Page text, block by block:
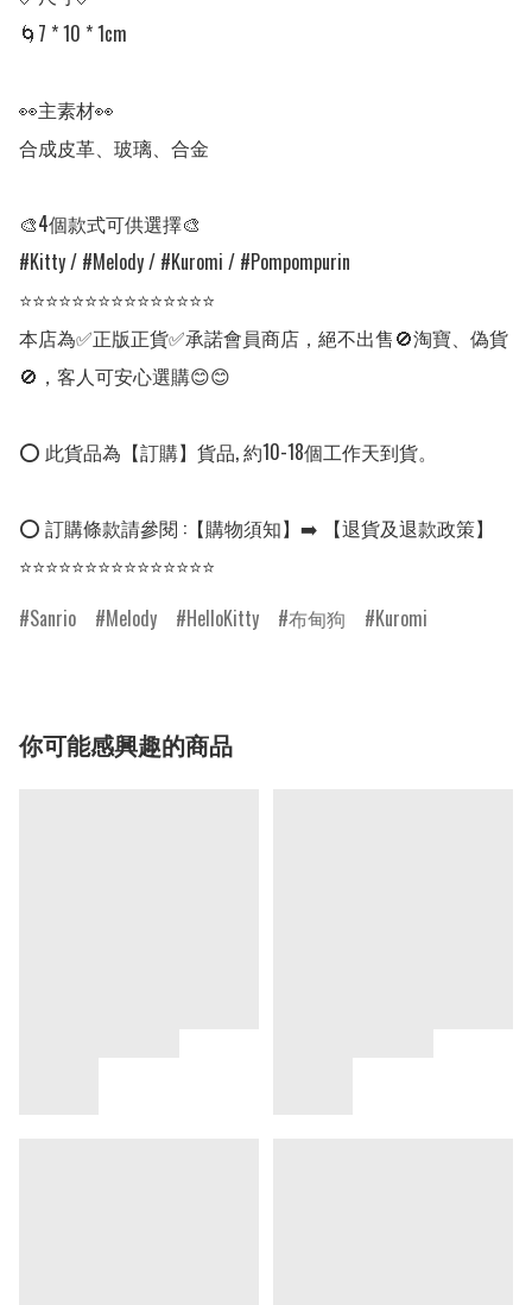
🌀7 * 10 * 1cm
👀主素材👀
合成皮革、玻璃、合金
🎨4個款式可供選擇🎨
#Kitty / #Melody / #Kuromi / #Pompompurin
⭐⭐⭐⭐⭐⭐⭐⭐⭐⭐⭐⭐⭐⭐⭐
本店為✅正版正貨✅承諾會員商店，絕不出售🚫淘寶、偽貨
🚫，客人可安心選購😊😊
⭕ 此貨品為【訂購】貨品, 約10-18個工作天到貨。
⭕ 訂購條款請參閱 :【購物須知】➡️ 【退貨及退款政策】
⭐⭐⭐⭐⭐⭐⭐⭐⭐⭐⭐⭐⭐⭐⭐
Sanrio
Melody HelloKitty 布甸狗 Kuromi
你可能感興趣的商品